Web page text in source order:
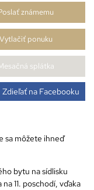
známemu
Vytlačiť ponuku
splátka
Zdieľať na Facebooku
sa môžete ihneď
bytu na sídlisku
11. poschodí, vďaka